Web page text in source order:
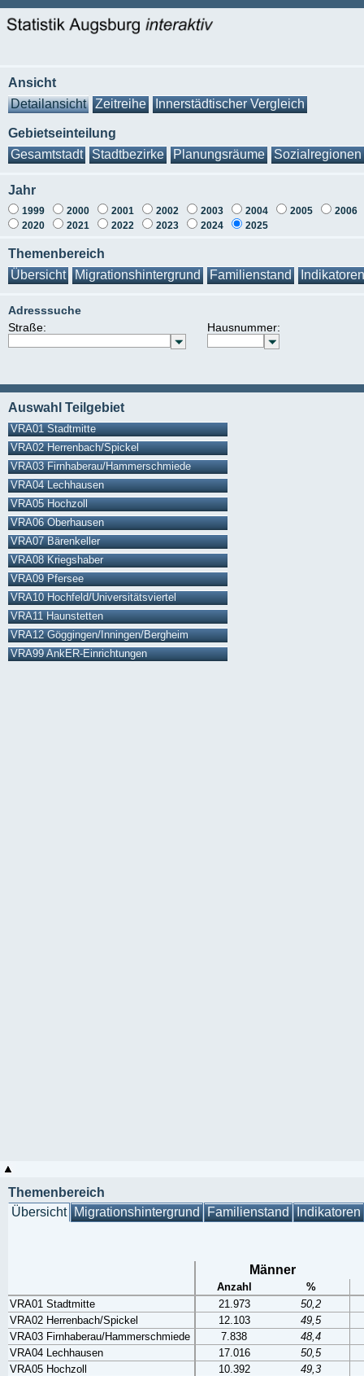
Ansicht
Detailansicht
Zeitreihe Innerstädtischer Vergleich
Gebietseinteilung
Gesamtstadt
Stadtbezirke Planungsräume Sozialregionen
Jahr
1999 2000 2001 2002 2003 2004 2005
2006
2020
2021 2022 2023 2024 2025
Themenbereich
Übersicht
Migrationshintergrund Familienstand Indikatoren
Adresssuche
Straße:
Hausnummer:
Auswahl Teilgebiet
VRA01 Stadtmitte
VRA02 Herrenbach/Spickel
VRA03 Firnhaberau/Hammerschmiede
VRA04 Lechhausen
VRA05 Hochzoll
VRA06 Oberhausen
VRA07 Bärenkeller
VRA08 Kriegshaber
VRA09 Pfersee
VRA10 Hochfeld/Universitätsviertel
VRA11 Haunstetten
VRA12 Göggingen/Inningen/Bergheim
VRA99 AnkER-Einrichtungen
Themenbereich
Übersicht Migrationshintergrund Familienstand Indikatoren
Männer
Anzahl
%
VRA01 Stadtmitte
21.973
50,2
VRA02 Herrenbach/Spickel
12.103
49,5
VRA03 Firnhaberau/Hammerschmiede
7.838
48,4
VRA04 Lechhausen
17.016
50,5
VRA05 Hochzoll
10.392
49,3